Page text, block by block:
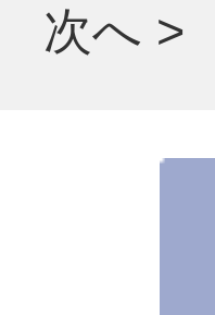
次へ >